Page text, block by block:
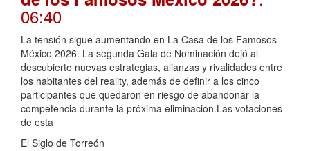
06:40
La tensión sigue aumentando en La Casa de los Famosos
México 2026. La segunda Gala de Nominación dejó al
descubierto nuevas estrategias, alianzas y rivalidades entre
los habitantes del reality, además de definir a los cinco
participantes que quedaron en riesgo de abandonar la
competencia durante la próxima eliminación.Las votaciones
de esta
El Siglo de Torreón